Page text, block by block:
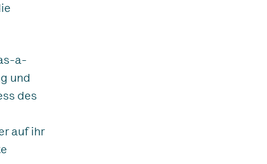
a-
und
des
auf ihr